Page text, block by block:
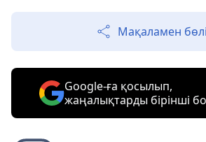
Мақаламен
Google-ға қосылып,
жаңалықтарды бірінші